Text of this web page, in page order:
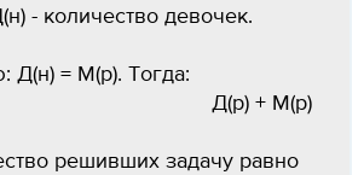
девочек.
Д(н) = М(р). Тогда:
+ М(р)
решивших задачу равно